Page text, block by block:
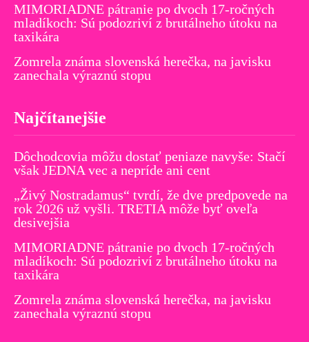
MIMORIADNE pátranie po dvoch 17-ročných
mladíkoch: Sú podozriví z brutálneho útoku na
taxikára
Zomrela známa slovenská herečka, na javisku
zanechala výraznú stopu
Najčítanejšie
Dôchodcovia môžu dostať peniaze navyše: Stačí
však JEDNA vec a nepríde ani cent
„Živý Nostradamus“ tvrdí, že dve predpovede na
rok 2026 už vyšli. TRETIA môže byť oveľa
desivejšia
MIMORIADNE pátranie po dvoch 17-ročných
mladíkoch: Sú podozriví z brutálneho útoku na
taxikára
Zomrela známa slovenská herečka, na javisku
zanechala výraznú stopu